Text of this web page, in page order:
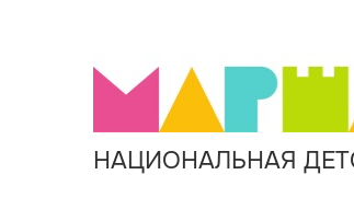
НАЦИОНАЛЬНАЯ